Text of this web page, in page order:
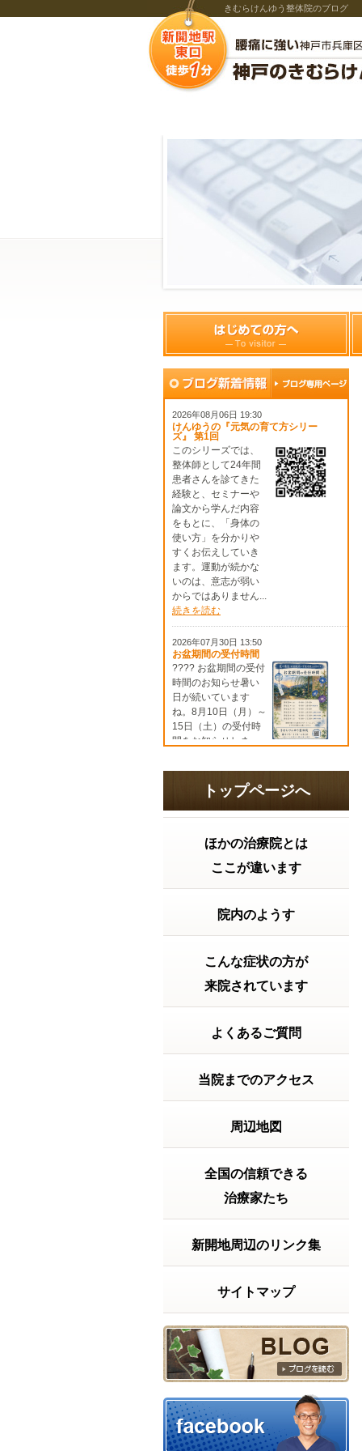
きむらけんゆう整体院のブログ
2026年08月06日 19:30
けんゆうの『元気の育て方シリー
ズ』 第1回
このシリーズでは、
整体師として24年間
患者さんを診てきた
経験と、セミナーや
論文から学んだ内容
をもとに、「身体の
使い方」を分かりや
すくお伝えしていき
ます。運動が続かな
いのは、意志が弱い
からではありません...
続きを読む
2026年07月30日 13:50
お盆期間の受付時間
???? お盆期間の受付
時間のお知らせ暑い
日が続いています
ね。8月10日（月）～
15日（土）の受付時
間をお知らせしま
9:00～19:308月11日
（火）9:00～
18:00【特別診...
を読む
2026年07月21日 16:06
年 夏の土用
大切な『夏の土用」
の過ごし方。こんに
ちは。きむらけんゆ
う整体院です。毎日
暑い日が続いていま
すね。「最近なんと
が重い」 「寝て... 続
2026年07月15日 12:15
2026年7月20日の受付時間
2026年7月20日
時から18時まで受付
～～～～～～～～～
【神戸市兵庫区の整
０８１１神戸...続きを
2026年06月23日 17:59
に・・・
【実話】ベッドから
立ち上がるのに、15
分以上かかっていた
話「もう、この痛み
とは一生付き合って
いくしかないんか
な……」もし、あな
たが今そんな風に諦
めかけているなら、
トップページへ
ほかの治療院とは
ここが違います
院内のようす
こんな症状の方が
来院されています
よくあるご質問
当院までのアクセス
周辺地図
全国の信頼できる
治療家たち
新開地周辺のリンク集
サイトマップ